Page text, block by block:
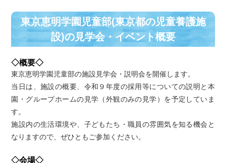
東京恵明学園児童部(東京都の児童養護施
設)の⾒学会・イベント概要
◇概要◇
東京恵明学園児童部の施設見学会・説明会を開催します。
当日は、施設の概要、令和９年度の採用等についての説明と本
園・グループホームの見学（外観のみの見学）を予定していま
す。
施設内の生活環境や、子どもたち・職員の雰囲気を知る機会と
なりますので、ぜひともご参加ください。
◇会場◇